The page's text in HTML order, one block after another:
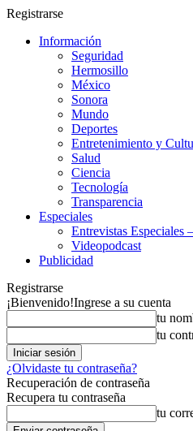
Registrarse
Información
Seguridad
Hermosillo
México
Sonora
Mundo
Deportes
Entretenimiento y
Salud
Ciencia
Tecnología
Transparencia
Especiales
Entrevistas Especiales
Videopodcast
Publicidad
Registrarse
¡Bienvenido!Ingrese a su cuenta
tu
tu
¿Olvidaste tu contraseña?
Recuperación de contraseña
Recupera tu contraseña
tu